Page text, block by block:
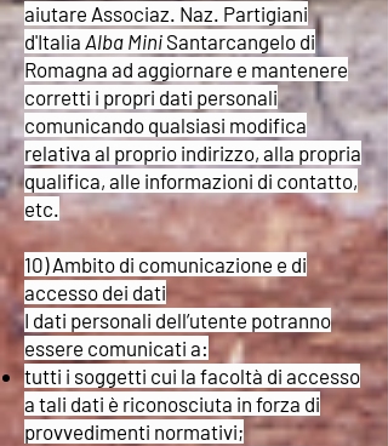
aiutare Associaz. Naz. Partigiani
d'Italia Alba Mini Santarcangelo di
Romagna ad aggiornare e mantenere
corretti i propri dati personali
comunicando qualsiasi modifica
relativa al proprio indirizzo, alla propria
qualifica, alle informazioni di contatto,
etc.
10) Ambito di comunicazione e di
accesso dei dati
I dati personali dell’utente potranno
essere comunicati a:
tutti i soggetti cui la facoltà di accesso
a tali dati è riconosciuta in forza di
provvedimenti normativi;